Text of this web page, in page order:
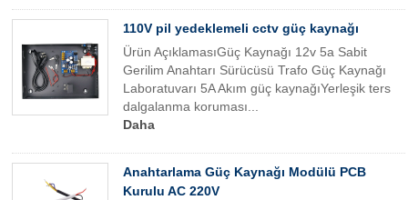
110V pil yedeklemeli cctv güç kaynağı
Ürün AçıklamasıGüç Kaynağı 12v 5a Sabit
Gerilim Anahtarı Sürücüsü Trafo Güç Kaynağı
Laboratuvarı 5A Akım güç kaynağıYerleşik ters
dalgalanma koruması...
Daha
Anahtarlama Güç Kaynağı Modülü PCB
Kurulu AC 220V